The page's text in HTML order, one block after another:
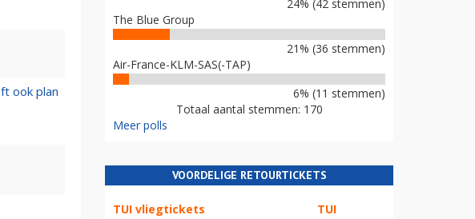
ook plan
24% (42 stemmen)
The Blue Group
21% (36 stemmen)
Air-France-KLM-SAS(-TAP)
6% (11 stemmen)
Totaal aantal stemmen: 170
Meer polls
VOORDELIGE RETOURTICKETS
TUI vliegtickets TUI